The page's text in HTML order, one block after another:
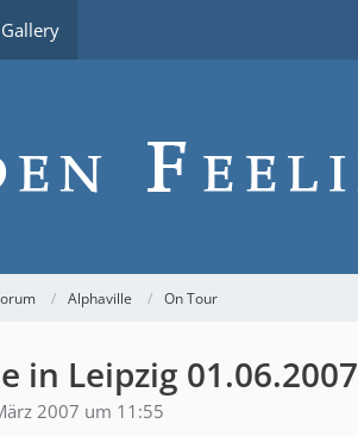
Gallery
Alphaville On Tour
in Leipzig 01.06.2007
2007 um 11:55